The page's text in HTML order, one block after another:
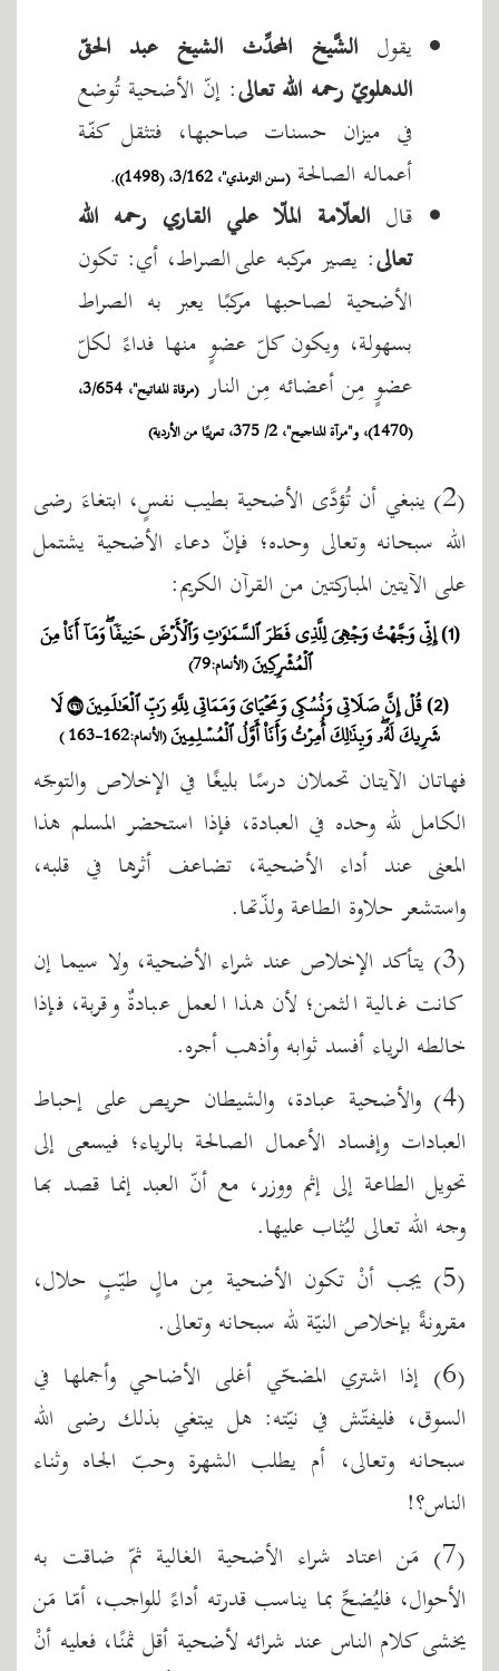
يقولالشَّيخ المحدِّث الشيخ عبد الحقّ
الدهلويّ رحمه الله تعالى: إنّ الأضحية تُوضع
في ميزان حسنات صاحبها، فتثقل كفّة
أعماله الصالحة(سنن الترمذي"، 3/162، (1498)) .
قالالعلّامة الملّا علي القاري رحمه الله
تعالى: يصير مركبه على الصراط، أي: تكون
الأضحية لصاحبها مركبًا يعبر به الصراط
بسهولة، ويكون كلّ عضوٍ منها فداءً لكلّ
عضوٍ مِن أعضائه مِن النار
(مرقاة المفاتيح"، 3/654،
(1470)، و"مرآة المناجيح"، 2/ 375، تعريبًا من الأردية)
(2) ينبغي أن تُؤدَّى الأضحية بطيب نفسٍ، ابتغاءَ رضى
الله سبحانه وتعالى وحده؛ فإنّ دعاء الأضحية يشتمل
على الآيتين المباركتين من القرآن الكريم:
(1) إِنِّي وَجَّهۡتُ وَجۡهِيَ لِلَّذِي فَطَرَ ٱلسَّمَٰوَٰتِ وَٱلۡأَرۡضَ حَنِيفٗاۖ وَمَآ أَنَا۠ مِنَ
ٱلۡمُشۡرِكِينَ(الأنعام:79)
(2) قُلۡ إِنَّ صَلَاتِي وَنُسُكِي وَمَحۡيَايَ وَمَمَاتِي لِلَّهِ رَبِّ ٱلۡعَٰلَمِينَ ١٦٢ لَا
شَرِيكَ لَهُۥۖ وَبِذَٰلِكَ أُمِرۡتُ وَأَنَا۠ أَوَّلُ ٱلۡمُسۡلِمِينَ(الأنعام:162-163 )
فهاتان الآيتان تحملان درسًا بليغًا في الإخلاص والتوجّه
الكامل لله وحده في العبادة، فإذا استحضر المسلم هذا
المعنى عند أداء الأضحية، تضاعف أثرها في قلبه،
واستشعر حلاوة الطاعة ولذّتها.
(3) يتأكد الإخلاص عند شراء الأضحية، ولا سيما إن
كانت غالية الثمن؛ لأن هذا العمل عبادةٌ وقربة، فإذا
خالطه الرياء أفسد ثوابه وأذهب أجره.
(4) والأضحية عبادة، والشيطان حريص على إحباط
العبادات وإفساد الأعمال الصالحة بالرياء؛ فيسعى إلى
تحويل الطاعة إلى إثم ووزر، مع أنّ العبد إنما قصد بها
وجه الله تعالى ليُثاب عليها.
(5) يجب أنْ تكون الأضحية مِن مالٍ طيّبٍ حلال،
مقرونةً بإخلاص النيّة لله سبحانه وتعالى.
(6) إذا اشتري المضحّي أغلى الأضاحي وأجملها في
السوق، فليفتّش في نيّته: هل يبتغي بذلك رضى الله
سبحانه وتعالى، أم يطلب الشهرة وحبّ الجاه وثناء
الناس؟!
(7) مَن اعتاد شراء الأضحية الغالية ثمّ ضاقت به
الأحوال، فليُضحِّ بما يناسب قدرته أداءً للواجب، أمّا مَن
يخشى كلام الناس عند شرائه لأضحية أقل ثمنًا، فعليه أنْ